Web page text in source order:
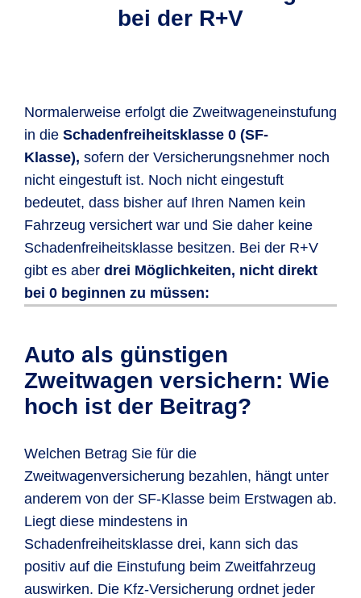
bei der R+V
Normalerweise erfolgt die Zweitwageneinstufung
in die Schadenfreiheitsklasse 0 (SF-
Klasse), sofern der Versicherungsnehmer noch
nicht eingestuft ist. Noch nicht eingestuft
bedeutet, dass bisher auf Ihren Namen kein
Fahrzeug versichert war und Sie daher keine
Schadenfreiheitsklasse besitzen. Bei der R+V
gibt es aber drei Möglichkeiten, nicht direkt
bei 0 beginnen zu müssen:
Ihrer letzten Versicherung vorliegen
haben und Sie
Ihre Fahrerlaubnis mindestens ein
Jahrbesitzen, erfolgt eine Einstufung in
versichern, müssen Sie
ebenfalls schadenfrei gefahren
sein.Zudem müssen Sie folgende
Voraussetzungen erfüllen:
Ihr Erstfahrzeug istmindestens in SF-
versichert.
Das Erstfahrzeug muss einPkw,
Kraftrad, Leichtkraftrad, Lkw (bis
3,5 t) oder ein Camping-Kfzsein.
DieZulassung des
können Sie Ihren Zweitwagen dank der
Zweitwagenregelung sogar mit SF-Klasse
3 günstig versichern:
Ihr bereits versichertes Fahrzeug
(Erstfahrzeug) ist mindestens in SF-
Klasse 3 eingestuft.
Sowohl Sie als auch der Fahrer des
zusätzlichen Fahrzeugs
sindmindestens 23 Jahre alt.
Die Zulassung beider Autos erfolgt auf
Auto als günstigen
Zweitwagen versichern: Wie
hoch ist der Beitrag?
Welchen Betrag Sie für die
Zweitwagenversicherung bezahlen, hängt unter
anderem von der SF-Klasse beim Erstwagen ab.
Liegt diese mindestens in
Schadenfreiheitsklasse drei, kann sich das
positiv auf die Einstufung beim Zweitfahrzeug
auswirken. Die Kfz-Versicherung ordnet jeder